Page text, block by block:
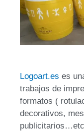
Logoart.es es
trabajos de
formatos (
decorativos,